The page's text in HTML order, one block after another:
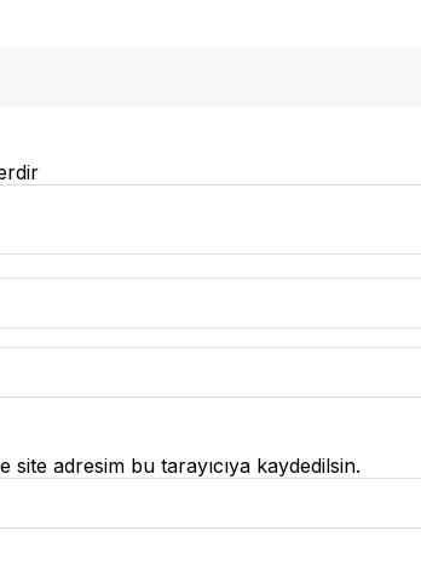
site adresim bu tarayıcıya kaydedilsin.